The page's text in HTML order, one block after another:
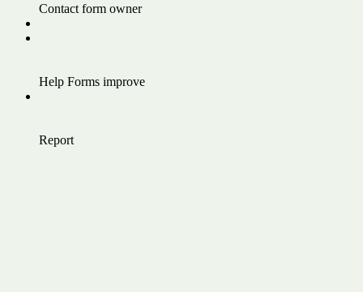
Contact form owner
Help Forms improve
Report